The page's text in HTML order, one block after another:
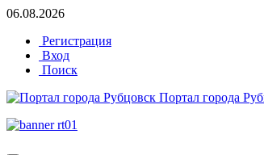
06.08.2026
Регистрация
Вход
Поиск
Портал города